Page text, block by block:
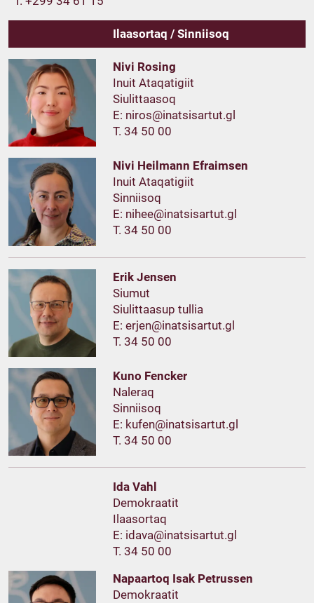
Ilaasortaq / Sinniisoq
Nivi Rosing
Inuit Ataqatigiit
Siulittaasoq
E:
T. 34 50 00
Nivi Heilmann Efraimsen
Inuit Ataqatigiit
Sinniisoq
E:
T. 34 50 00
Erik Jensen
Siumut
Siulittaasup tullia
E:
T. 34 50 00
Kuno Fencker
Naleraq
Sinniisoq
E:
T. 34 50 00
Ida Vahl
Demokraatit
Ilaasortaq
E:
T. 34 50 00
Napaartoq Isak Petrussen
Demokraatit